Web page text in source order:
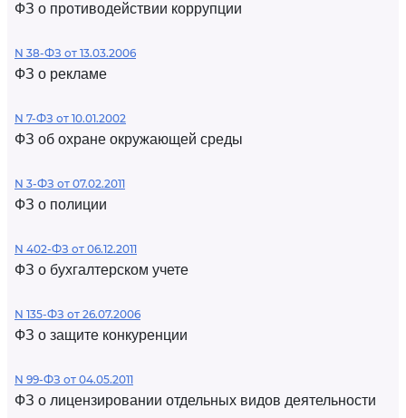
ФЗ о противодействии коррупции
N 38-ФЗ от 13.03.2006
ФЗ о рекламе
N 7-ФЗ от 10.01.2002
ФЗ об охране окружающей среды
N 3-ФЗ от 07.02.2011
ФЗ о полиции
N 402-ФЗ от 06.12.2011
ФЗ о бухгалтерском учете
N 135-ФЗ от 26.07.2006
ФЗ о защите конкуренции
N 99-ФЗ от 04.05.2011
ФЗ о лицензировании отдельных видов деятельности